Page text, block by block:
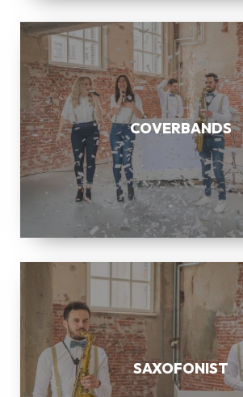
COVERBANDS
COVERBANDS
SAXOFONIST
SAXOFONIST